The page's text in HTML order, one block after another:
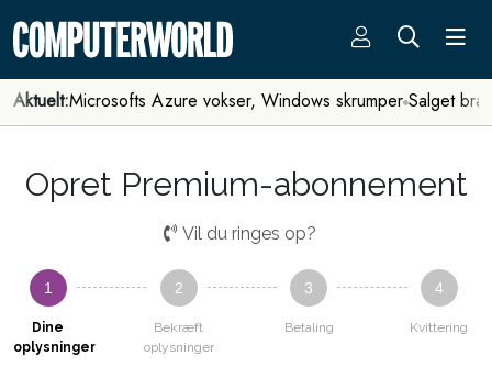
Aktuelt:Microsofts Azure vokser, Windows skrumper Salget
Opret Premium-abonnement
Vil du ringes op?
1
Dine
oplysninger
2
Bekræft
oplysninger
3
Betaling
4
Kvittering